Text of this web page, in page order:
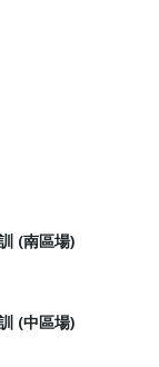
(南區場)
(中區場)